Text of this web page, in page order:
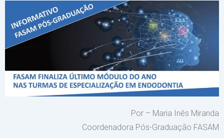
Por – Maria Inês Miranda
Coordenadora Pós-Graduação FASAM